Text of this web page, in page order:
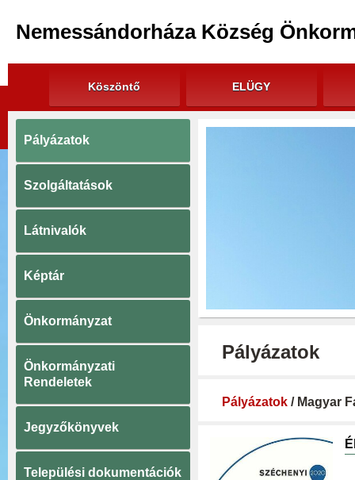
Nemessándorháza Község
Köszöntő ELÜGY
Pályázatok
Szolgáltatások
Látnivalók
Képtár
Önkormányzat
Önkormányzati
Rendeletek
Jegyzőkönyvek
Települési dokumentációk
Pályázatok
Pályázatok / Magyar